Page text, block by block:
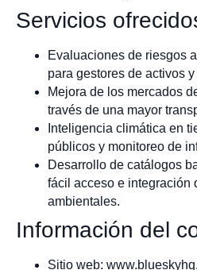
Servicios
Evaluaciones de riesgos
para gestores de activos
Mejora de los mercados
través de una mayor
Inteligencia climática en
públicos y monitoreo de
Desarrollo de catálogos
fácil acceso e integración
ambientales.
Información del
Sitio web: